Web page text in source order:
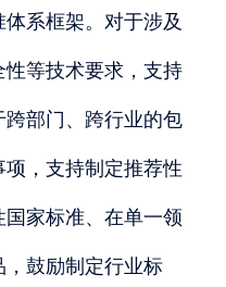
系框架。对于涉及
等技术要求，支持
部门、跨行业的包
，支持制定推荐性
家标准、在单一领
鼓励制定行业标